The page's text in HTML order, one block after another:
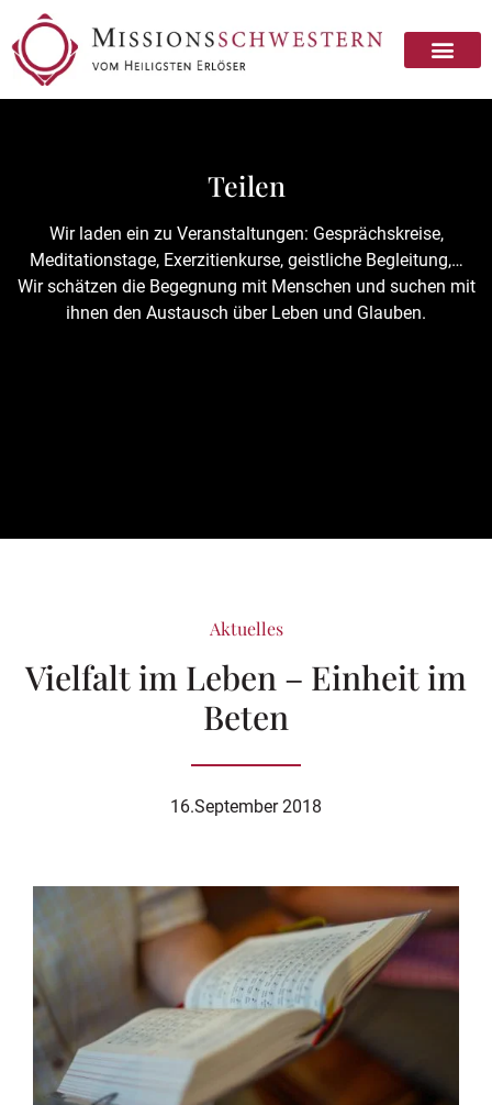
Teilen
Wir laden ein zu Veranstaltungen: Gesprächskreise,
Meditationstage, Exerzitienkurse, geistliche Begleitung,…
Wir schätzen die Begegnung mit Menschen und suchen mit
ihnen den Austausch über Leben und Glauben.
Aktuelles
Vielfalt im Leben – Einheit im
Beten
16.September 2018